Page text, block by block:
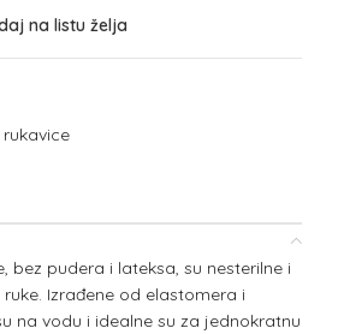
na listu želja
rukavice
bez pudera i lateksa, su nesterilne i
Izrađene od elastomera i
na vodu i idealne su za jednokratnu